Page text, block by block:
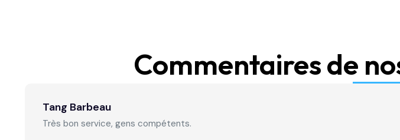
Commentaires de
Tang Barbeau
Très bon service, gens compétents.